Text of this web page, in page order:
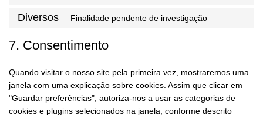
Diversos Finalidade pendente de investigação
7. Consentimento
Quando visitar o nosso site pela primeira vez, mostraremos uma
janela com uma explicação sobre cookies. Assim que clicar em
"Guardar preferências", autoriza-nos a usar as categorias de
cookies e plugins selecionados na janela, conforme descrito